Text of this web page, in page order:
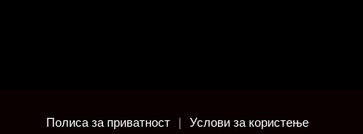
Полиса за приватност | Услови за користење